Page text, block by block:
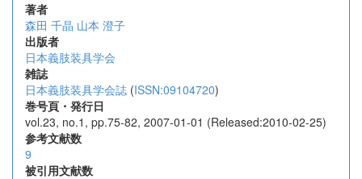
著者
森田 千晶 山本 澄子
出版者
日本義肢装具学会
雑誌
日本義肢装具学会誌 (ISSN:09104720)
巻号頁・発行日
vol.23, no.1, pp.75-82, 2007-01-01 (Released:2010-02-25)
参考文献数
9
被引用文献数